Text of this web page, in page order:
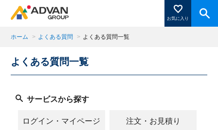
お気に入り
商品ページにある「お気に入り登録」を押すと登録した
商品がここに表示されます。
閉じる
ホーム > よくある質問 > よくある質問一覧
よくある質問一覧
サービスから探す
ログイン・マイページ 注文・お見積り